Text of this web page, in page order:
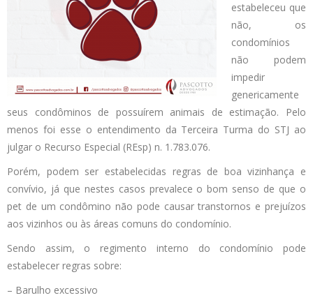
estabeleceu que
não, os
condomínios
não podem
impedir
genericamente
seus condôminos de possuírem animais de estimação. Pelo
menos foi esse o entendimento da Terceira Turma do STJ ao
julgar o Recurso Especial (REsp) n. 1.783.076.
Porém, podem ser estabelecidas regras de boa vizinhança e
convívio, já que nestes casos prevalece o bom senso de que o
pet de um condômino não pode causar transtornos e prejuízos
aos vizinhos ou às áreas comuns do condomínio.
Sendo assim, o regimento interno do condomínio pode
estabelecer regras sobre:
– Barulho excessivo